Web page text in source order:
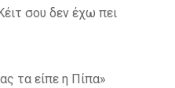
σου δεν έχω πει
τα είπε η Πίπα»